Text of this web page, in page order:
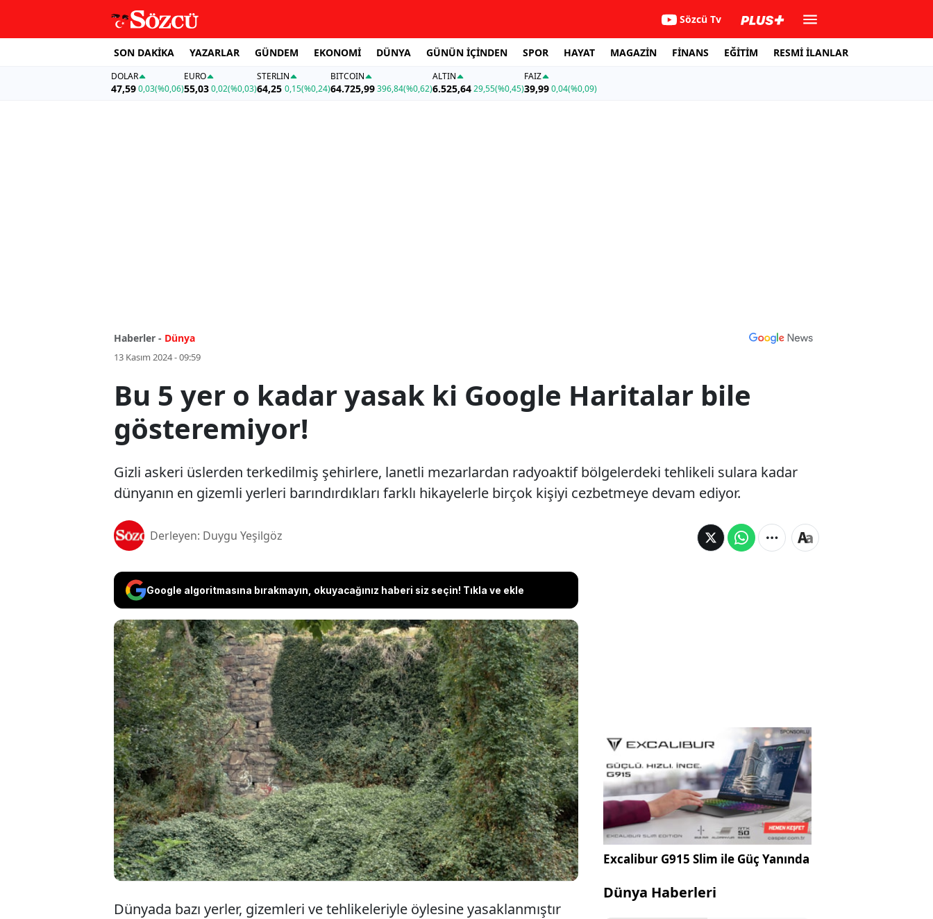
Sözcü Tv
SON DAKİKA YAZARLAR GÜNDEM EKONOMİ DÜNYA GÜNÜN İÇİNDEN SPOR HAYAT MAGAZİN FİNANS EĞİTİM RESMİ İLANLAR
DOLAR
47,590,03(%0,06)
EURO
55,03 0,02(%0,03)
STERLIN
64,25 0,15(%0,24)
BITCOIN
64.725,99396,84(%0,62)
ALTIN
6.525,6429,55(%0,45)
FAİZ
39,990,04(%0,09)
Haberler - Dünya
13 Kasım 2024 - 09:59
Bu 5 yer o kadar yasak ki Google Haritalar bile
gösteremiyor!
Gizli askeri üslerden terkedilmiş şehirlere, lanetli mezarlardan radyoaktif bölgelerdeki tehlikeli sulara kadar
dünyanın en gizemli yerleri barındırdıkları farklı hikayelerle birçok kişiyi cezbetmeye devam ediyor.
Derleyen: Duygu Yeşilgöz
Google algoritmasına bırakmayın, okuyacağınız haberi siz seçin! Tıkla ve ekle
Gizli askeri üslerden terkedilmiş şehirlere, lanetli mezarlardan
radyoaktif bölgelerdeki tehlikeli sulara kadar dünyanın en
gizemli yerleri barındırdıkları farklı hikayelerle birçok kişiyi
cezbetmeye devam ediyor.
Dünyada bazı yerler, gizemleri ve tehlikeleriyle öylesine yasaklanmıştır
Excalibur G915 Slim ile Güç Yanında
Dünya Haberleri